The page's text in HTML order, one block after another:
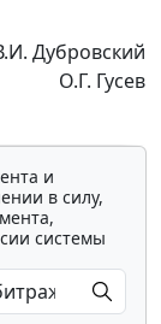
Дубровский
О.Г. Гусев
и
в силу,
системы